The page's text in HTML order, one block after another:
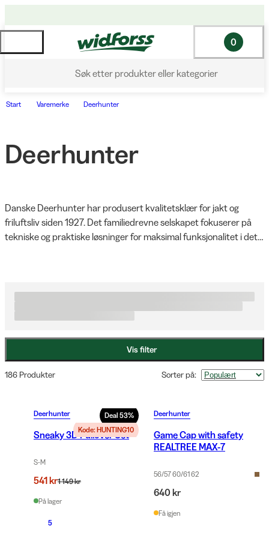
Søk etter produkter eller kategorier
0
Start Varemerke Deerhunter
Deerhunter
Danske Deerhunter har produsert kvalitetsklær for jakt og
friluftsliv siden 1927. Det familiedrevne selskapet fokuserer på
tekniske og praktiske løsninger for maksimal funksjonalitet i det
bevegelsesfrihet. Sortimentet omfatter alt fra innovative
varmevester og anorakker til jakker, bukser og tilbehør som gjør
ditt opphold i naturen mer behagelig. Med Deerhunters jaktklær
kan du føle deg trygg på at du har utstyr som presterer når det
Vis filter
186 Produkter Sorter på:
Deal 53%
Kode: HUNTING10
Deerhunter
Sneaky 3D Pullover Set
S-M
541 kr1 149 kr
På lager
Deerhunter
Game Cap with safety
REALTREE MAX-7
56/57 60/61 62
640 kr
Få igjen
5